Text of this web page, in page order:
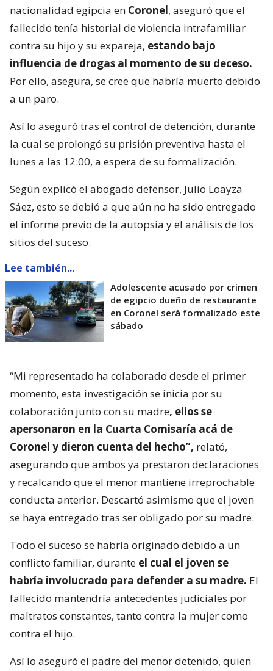
nacionalidad egipcia en Coronel, aseguró que el
fallecido tenía historial de violencia intrafamiliar
contra su hijo y su expareja, estando bajo
influencia de drogas al momento de su deceso.
Por ello, asegura, se cree que habría muerto debido
a un paro.
Así lo aseguró tras el control de detención, durante
la cual se prolongó su prisión preventiva hasta el
lunes a las 12:00, a espera de su formalización.
Según explicó el abogado defensor, Julio Loayza
Sáez, esto se debió a que aún no ha sido entregado
el informe previo de la autopsia y el análisis de los
sitios del suceso.
Lee también...
Adolescente acusado por crimen
de egipcio dueño de restaurante
en Coronel será formalizado este
sábado
“Mi representado ha colaborado desde el primer
momento, esta investigación se inicia por su
colaboración junto con su madre, ellos se
apersonaron en la Cuarta Comisaría acá de
Coronel y dieron cuenta del hecho”, relató,
asegurando que ambos ya prestaron declaraciones
y recalcando que el menor mantiene irreprochable
conducta anterior. Descartó asimismo que el joven
se haya entregado tras ser obligado por su madre.
Todo el suceso se habría originado debido a un
conflicto familiar, durante el cual el joven se
habría involucrado para defender a su madre. El
fallecido mantendría antecedentes judiciales por
maltratos constantes, tanto contra la mujer como
contra el hijo.
Así lo aseguró el padre del menor detenido, quien